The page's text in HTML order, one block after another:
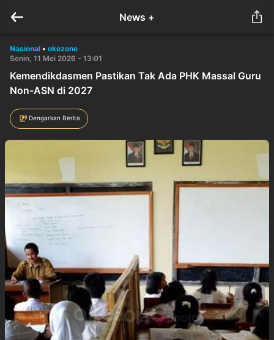
News +
Nasional • okezone
Senin, 11 Mei 2026 - 13:01
Kemendikdasmen Pastikan Tak Ada PHK Massal Guru
Non-ASN di 2027
Dengarkan Berita